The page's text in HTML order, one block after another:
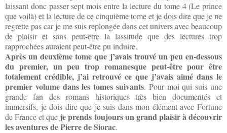
laissant donc passer sept mois entre la lecture du tome 4 (Le prince
que voilà) et la lecture de ce cinquième tome et je dois dire que je ne
regrette pas car je me suis replongée dans cet univers avec beaucoup
de plaisir et sans peut-être la lassitude que des lectures trop
rapprochées auraient peut-être pu induire.
Après un deuxième tome que j’avais trouvé un peu en-dessous
du premier, un peu trop romanesque peut-être pour être
totalement crédible, j’ai retrouvé ce que j’avais aimé dans le
premier volume dans les tomes suivants. Pour moi qui suis une
grande fan des romans historiques très bien documentés et
immersifs, je dois dire que je suis dans mon élément avec Fortune
de France et que je prends toujours un grand plaisir à découvrir
les aventures de Pierre de Siorac.